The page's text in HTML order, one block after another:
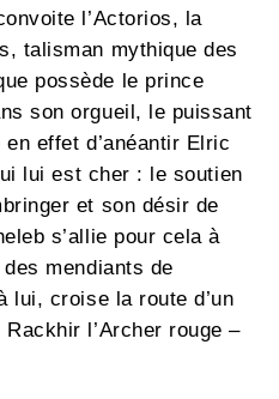
l’Actorios, la
talisman mythique des
possède le prince
son orgueil, le puissant
effet d’anéantir Elric
lui est cher : le soutien
et son désir de
s’allie pour cela à
mendiants de
croise la route d’un
l’Archer rouge –
avoir déjà rencontré